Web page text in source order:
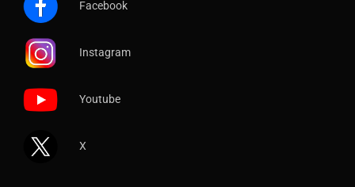
Facebook
Instagram
Youtube
X